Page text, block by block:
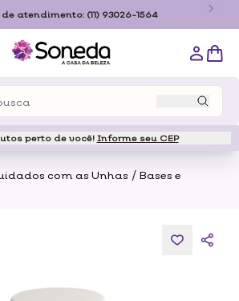
atendimento: (11) 93026-1564
perto de você! Informe seu CEP
com as Unhas / Bases e